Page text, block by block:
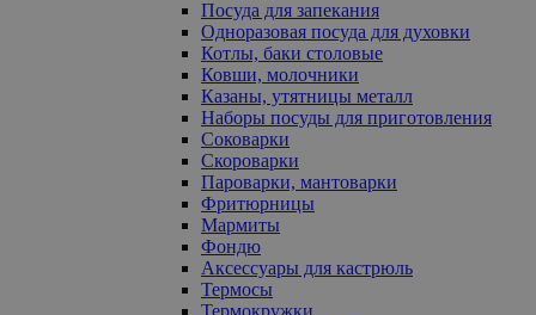
Посуда для запекания
Одноразовая посуда для духовки
Котлы, баки столовые
Ковши, молочники
Казаны, утятницы металл
Наборы посуды для приготовления
Соковарки
Скороварки
Пароварки, мантоварки
Фритюрницы
Мармиты
Фондю
Аксессуары для кастрюль
Термосы
Термокружки